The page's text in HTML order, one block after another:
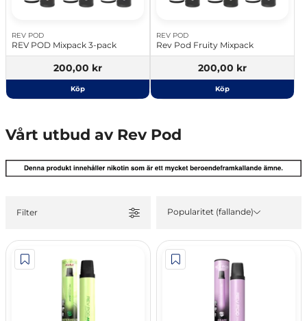
REV POD
REV POD Mixpack 3-pack
200,00 kr
Köp
REV POD
Rev Pod Fruity Mixpack
200,00 kr
Köp
Vårt utbud av Rev Pod
Filter Popularitet (fallande)